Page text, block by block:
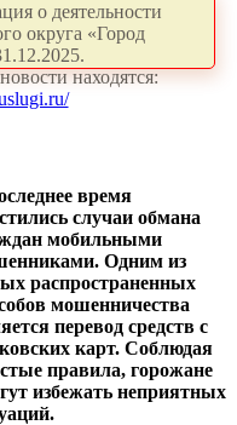
о деятельности
округа «Город
находятся:
время
случаи обмана
мобильными
Одним из
распространенных
мошенничества
перевод средств с
карт. Соблюдая
правила, горожане
избежать неприятных